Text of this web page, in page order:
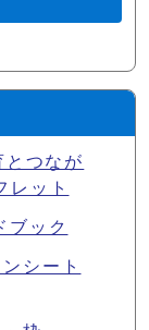
とつなが
レット
ブック
シート